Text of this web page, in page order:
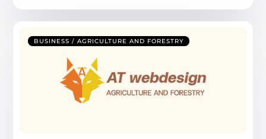
BUSINESS / AGRICULTURE AND FORESTRY